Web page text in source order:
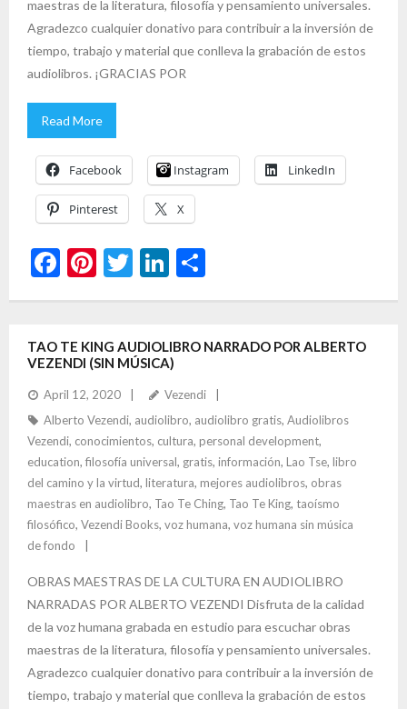
maestras de la literatura, filosofía y pensamiento universales.
Agradezco cualquier donativo para contribuir a la inversión de
tiempo, trabajo y material que conlleva la grabación de estos
audiolibros. ¡GRACIAS POR
Read More
Facebook Instagram LinkedIn
Pinterest X
F
ac
b
o
o
k
Pi
nt
es
t
T
w
er
Li
n
dI
n
h
e
TAO TE KING AUDIOLIBRO NARRADO POR ALBERTO
VEZENDI (SIN MÚSICA)
April 12, 2020
Vezendi
Alberto Vezendi, audiolibro, audiolibro gratis, Audiolibros
Vezendi, conocimientos, cultura, personal development,
education, filosofía universal, gratis, información, Lao Tse, libro
del camino y la virtud, literatura, mejores audiolibros, obras
maestras en audiolibro, Tao Te Ching, Tao Te King, taoísmo
filosófico, Vezendi Books, voz humana, voz humana sin música
de fondo
OBRAS MAESTRAS DE LA CULTURA EN AUDIOLIBRO
NARRADAS POR ALBERTO VEZENDI Disfruta de la calidad
de la voz humana grabada en estudio para escuchar obras
maestras de la literatura, filosofía y pensamiento universales.
Agradezco cualquier donativo para contribuir a la inversión de
tiempo, trabajo y material que conlleva la grabación de estos